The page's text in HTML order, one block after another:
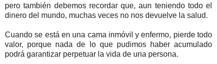
pero también debemos recordar que, aun teniendo todo el
dinero del mundo, muchas veces no nos devuelve la salud.
Cuando se está en una cama inmóvil y enfermo, pierde todo
valor, porque nada de lo que pudimos haber acumulado
podrá garantizar perpetuar la vida de una persona.